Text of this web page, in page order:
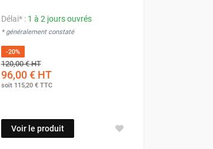
Délai* : 1 à 2 jours ouvrés
* généralement constaté
-20%
120,00 €HT
96,00 €HT
soit 115,20 €TTC
Voir le produit